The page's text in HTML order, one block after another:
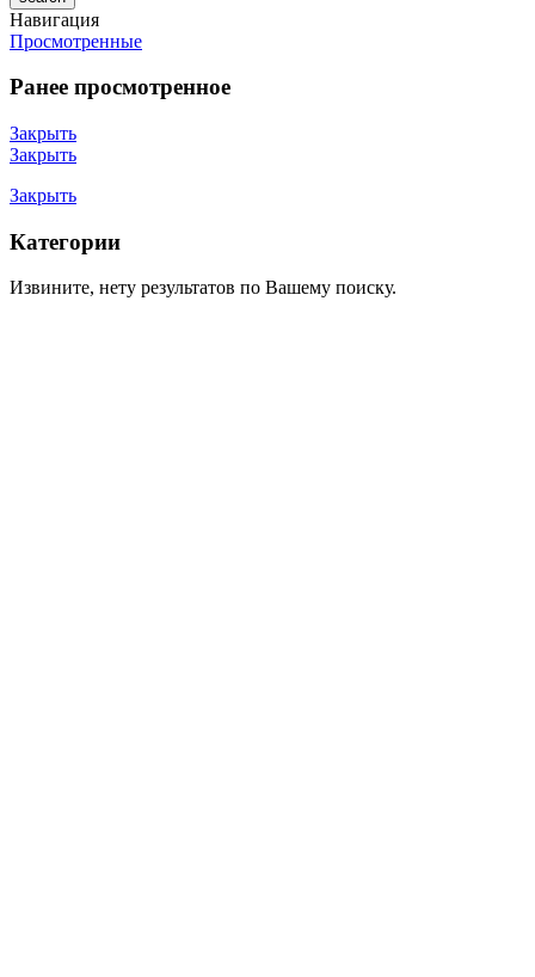
Навигация
Просмотренные
Ранее просмотренное
Закрыть
Закрыть
Закрыть
Категории
Извините, нету результатов по Вашему поиску.